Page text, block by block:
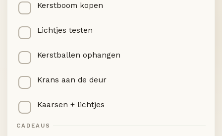
Kerstboom kopen
Lichtjes testen
Kerstballen ophangen
Krans aan de deur
Kaarsen + lichtjes
CADEAUS